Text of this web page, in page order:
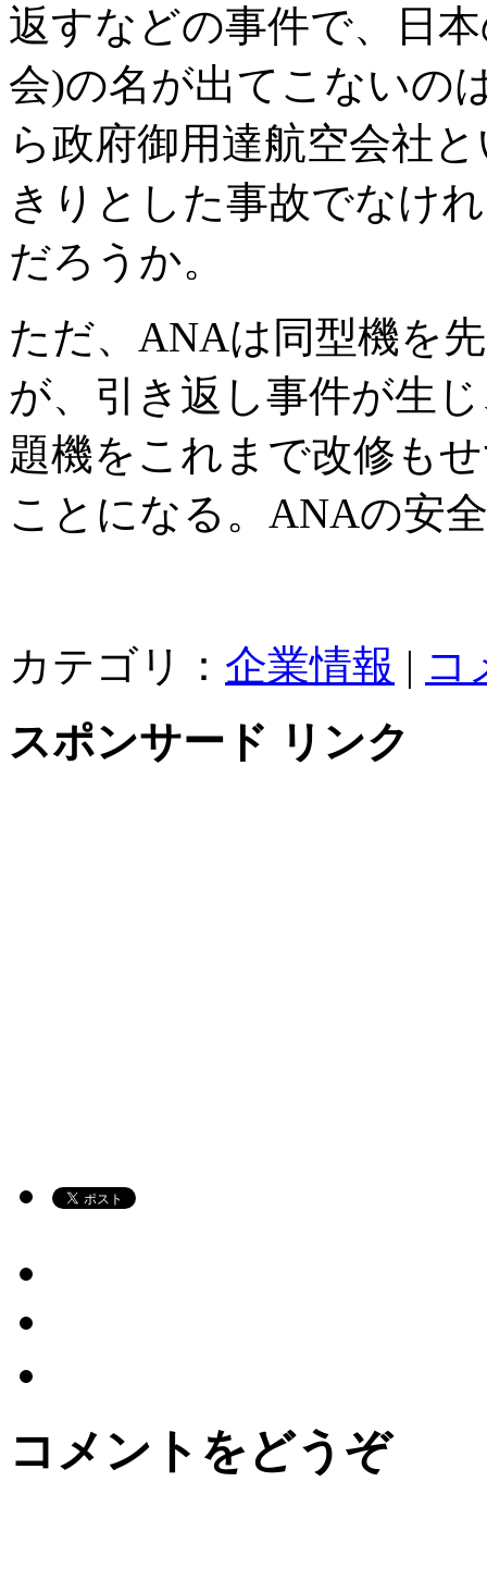
返すなどの事件で、日
会)の名が出てこないの
ら政府御用達航空会社
きりとした事故でなけ
だろうか。
ただ、ANAは同型機を
が、引き返し事件が生
題機をこれまで改修も
ことになる。ANAの安
カテゴリ： 企業情報 | コ
スポンサード リンク
コメントをどうぞ